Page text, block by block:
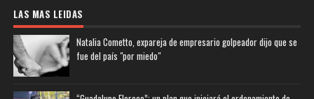
LAS MAS LEIDAS
Natalia Cometto, expareja de empresario golpeador dijo que se
fue del país "por miedo"